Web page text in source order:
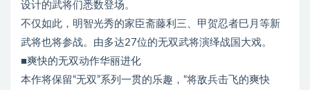
设计的武将们悉数登场。
不仅如此，明智光秀的家臣斋藤利三、甲贺忍者巳月等新
武将也将参战。由多达27位的无双武将演绎战国大戏。
■爽快的无双动作华丽进化
本作将保留“无双”系列一贯的乐趣，“将敌兵击飞的爽快